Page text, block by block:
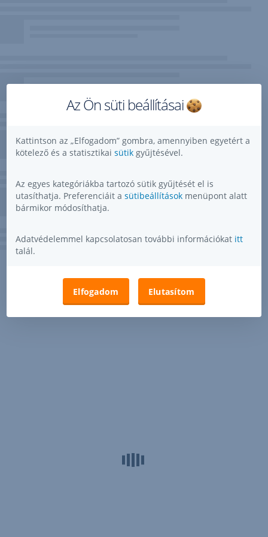
Az Ön süti beállításai
Kattintson az „Elfogadom” gombra, amennyiben egyetért a
kötelező és a statisztikai sütik gyűjtésével.
Az egyes kategóriákba tartozó sütik gyűjtését el is
utasíthatja. Preferenciáit a sütibeállítások menüpont alatt
bármikor módosíthatja.
Adatvédelemmel kapcsolatosan további információkat itt
talál.
Elfogadom Elutasítom